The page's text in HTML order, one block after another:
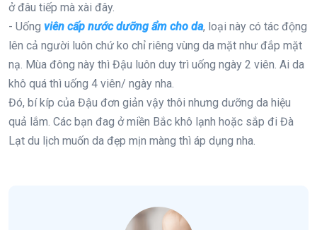
ở đâu tiếp mà xài đây.
- Uống viên cấp nước dưỡng ẩm cho da, loại này có tác động
lên cả người luôn chứ ko chỉ riêng vùng da mặt như đắp mặt
nạ. Mùa đông này thì Đậu luôn duy trì uống ngày 2 viên. Ai da
khô quá thì uống 4 viên/ ngày nha.
Đó, bí kíp của Đậu đơn giản vậy thôi nhưng dưỡng da hiệu
quả lắm. Các bạn đag ở miền Bắc khô lạnh hoặc sắp đi Đà
Lạt du lịch muốn da đẹp mịn màng thì áp dụng nha.